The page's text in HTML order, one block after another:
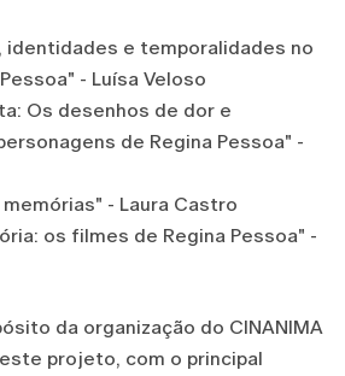
identidades e temporalidades no
- Luísa Veloso
Os desenhos de dor e
de Regina Pessoa" -
- Laura Castro
os filmes de Regina Pessoa" -
da organização do CINANIMA
projeto, com o principal